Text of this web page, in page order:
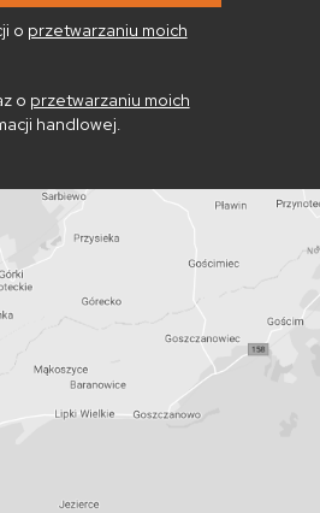
o przetwarzaniu moich
o przetwarzaniu moich
handlowej.